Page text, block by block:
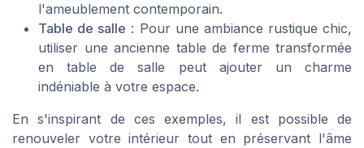
l'ameublement contemporain.
Table de salle : Pour une ambiance rustique chic,
utiliser une ancienne table de ferme transformée
en table de salle peut ajouter un charme
indéniable à votre espace.
En s'inspirant de ces exemples, il est possible de
renouveler votre intérieur tout en préservant l'âme